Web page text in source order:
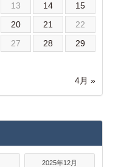
4月 »
13 14
15
20 21
22
27 28
29
2025年12月